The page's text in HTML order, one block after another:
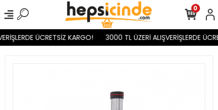
ÜCRETSİZ KARGO! 3000 TL ÜZERİ ALIŞVERİŞLERDE
0